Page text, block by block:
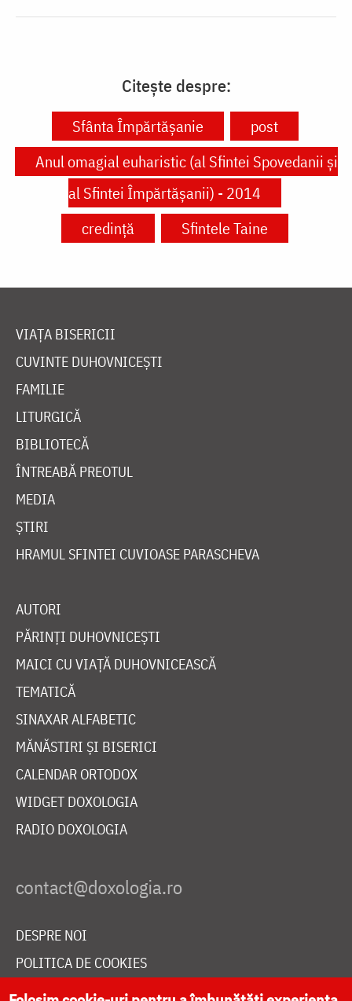
Citește despre:
Sfânta Împărtășanie
post
Anul omagial euharistic (al Sfintei Spovedanii şi
al Sfintei Împărtăşanii) - 2014
credință
Sfintele Taine
VIAȚA BISERICII
CUVINTE DUHOVNICEȘTI
FAMILIE
LITURGICĂ
BIBLIOTECĂ
ÎNTREABĂ PREOTUL
MEDIA
ȘTIRI
HRAMUL SFINTEI CUVIOASE PARASCHEVA
AUTORI
PĂRINȚI DUHOVNICEȘTI
MAICI CU VIAȚĂ DUHOVNICEASCĂ
TEMATICĂ
SINAXAR ALFABETIC
MĂNĂSTIRI ȘI BISERICI
CALENDAR ORTODOX
WIDGET DOXOLOGIA
RADIO DOXOLOGIA
DESPRE NOI
POLITICA DE COOKIES
DONEAZĂ ONLINE PENTRU CATEDRALA NAȚIONALĂ